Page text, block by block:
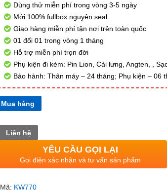
Dùng thử miễn phí trong vòng 3-5 ngày
Mới 100% fullbox nguyên seal
Giao hàng miễn phí tận nơi trên toàn quốc
01 đổi 01 trong vòng 1 tháng
Hỗ trợ miễn phí trọn đời
Phụ kiện đi kèm: Pin Lion, Cài lưng, Angten, ,
Bảo hành: Thân máy – 24 tháng; Phụ kiện – 06
Mua hàng
Liên hệ
YÊU CẦU GỌI LẠI
Gọi điện xác nhận và tư vấn sản phẩm
Mã: KW770